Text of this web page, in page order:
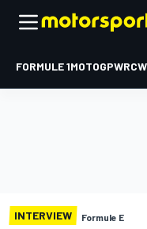
FORMULE 1MOTOGPWRC
INTERVIEW Formule E